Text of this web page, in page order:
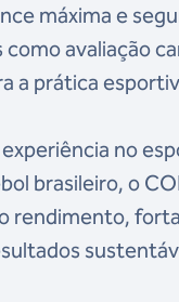
máxima e
avaliação
a prática
no
brasileiro, o
rendimento,